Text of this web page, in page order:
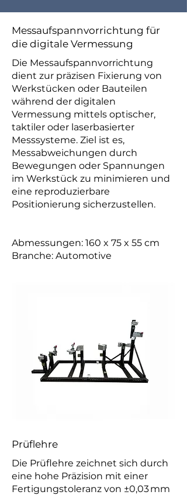
Messaufspannvorrichtung für
die digitale Vermessung
Die Messaufspannvorrichtung
dient zur präzisen Fixierung von
Werkstücken oder Bauteilen
während der digitalen
Vermessung mittels optischer,
taktiler oder laserbasierter
Messsysteme. Ziel ist es,
Messabweichungen durch
Bewegungen oder Spannungen
im Werkstück zu minimieren und
eine reproduzierbare
Positionierung sicherzustellen.
Abmessungen: 160 x 75 x 55 cm
Branche: Automotive
Prüflehre
Die Prüflehre zeichnet sich durch
eine hohe Präzision mit einer
Fertigungstoleranz von ±0,03 mm